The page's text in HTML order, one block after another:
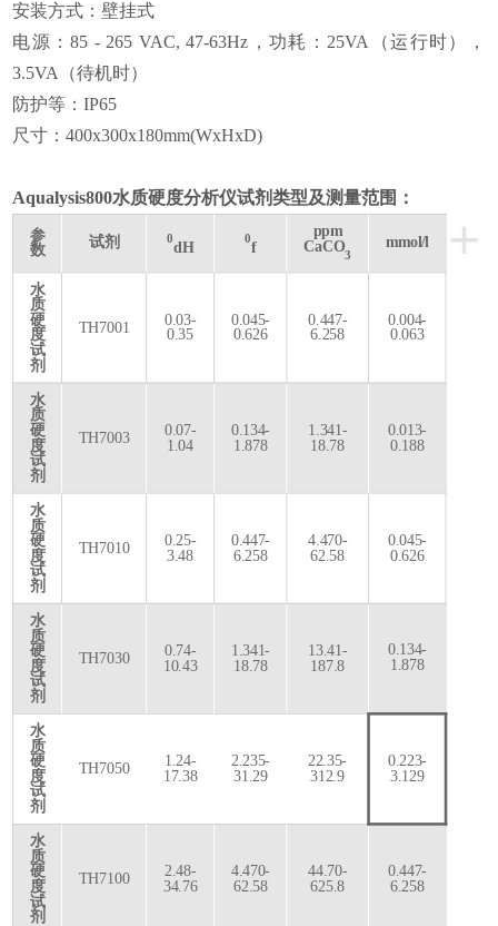
安装方式：壁挂式
电源：85 - 265 VAC, 47-63Hz，功耗：25VA（运行时），
3.5VA（待机时）
防护等：IP65
尺寸：400x300x180mm(WxHxD)
Aqualysis800水质硬度分析仪试剂类型及测量范围 ：
+
参
数
试剂 0
dH
0
f
ppm
CaCO
3
mmol/l
水
质
硬
度
试
剂
TH7001
0.03-
0.35
0.045-
0.626
0.447-
6.258
0.004-
0.063
水
质
硬
度
试
剂
TH7003
0.07-
1.04
0.134-
1.878
1.341-
18.78
0.013-
0.188
水
质
硬
度
试
剂
TH7010
0.25-
3.48
0.447-
6.258
4.470-
62.58
0.045-
0.626
水
质
硬
度
试
剂
TH7030
0.74-
10.43
1.341-
18.78
13.41-
187.8
0.134-
1.878
水
质
硬
度
试
剂
TH7050
1.24-
17.38
2.235-
31.29
22.35-
312.9
0.223-
3.129
水
质
硬
度
试
剂
TH7100
2.48-
34.76
4.470-
62.58
44.70-
625.8
0.447-
6.258